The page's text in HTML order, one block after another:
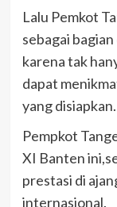
Lalu Pemkot
sebagai
karena tak
dapat
yang disiapkan.
Pempkot
XI Banten
prestasi di
internasional.